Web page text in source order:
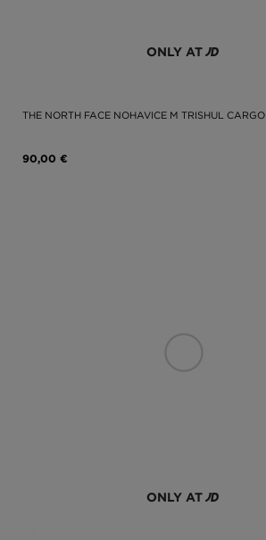
ONLY AT
THE NORTH FACE NOHAVICE M TRISHUL
90,00 €
ONLY AT